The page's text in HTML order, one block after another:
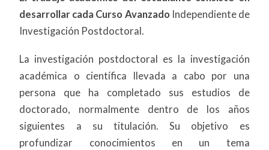
desarrollar cada Curso Avanzado Independiente de
Investigación Postdoctoral.
La investigación postdoctoral es la investigación
académica o científica llevada a cabo por una
persona que ha completado sus estudios de
doctorado, normalmente dentro de los años
siguientes a su titulación. Su objetivo es
profundizar conocimientos en un tema